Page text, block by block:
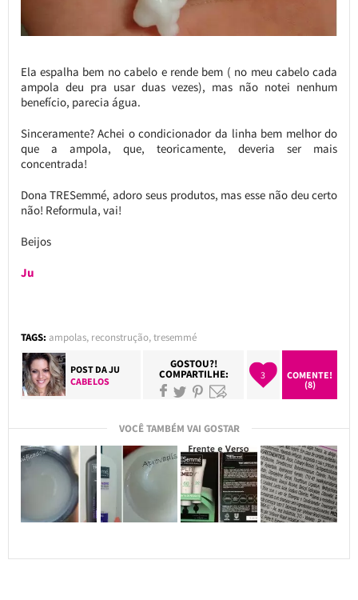
Ela espalha bem no cabelo e rende bem ( no meu cabelo cada
ampola deu pra usar duas vezes), mas não notei nenhum
benefício, parecia água.
Sinceramente? Achei o condicionador da linha bem melhor do
que a ampola, que, teoricamente, deveria ser mais
concentrada!
Dona TRESemmé, adoro seus produtos, mas esse não deu certo
não! Reformula, vai!
Beijos
Ju
TAGS: ampolas, reconstrução,tresemmé
POST DAJU
CABELOS
GOSTOU?!
COMPARTILHE: 3
COMENTE!
(8)
VOCÊ TAMBÉM VAI GOSTAR